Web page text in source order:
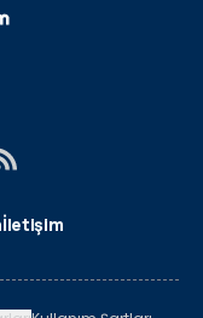
İletişim